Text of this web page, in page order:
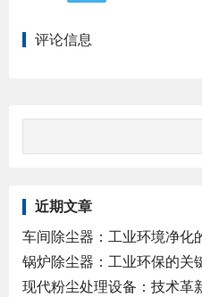
评论信息
近期文章
车间除尘器：工业环境净化
锅炉除尘器：工业环保的关
现代粉尘处理设备：技术革